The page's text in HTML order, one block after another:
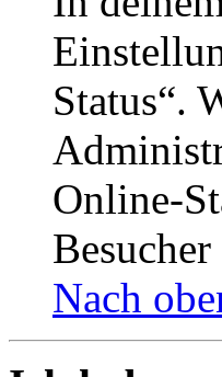
Status“.
Online-
Nach